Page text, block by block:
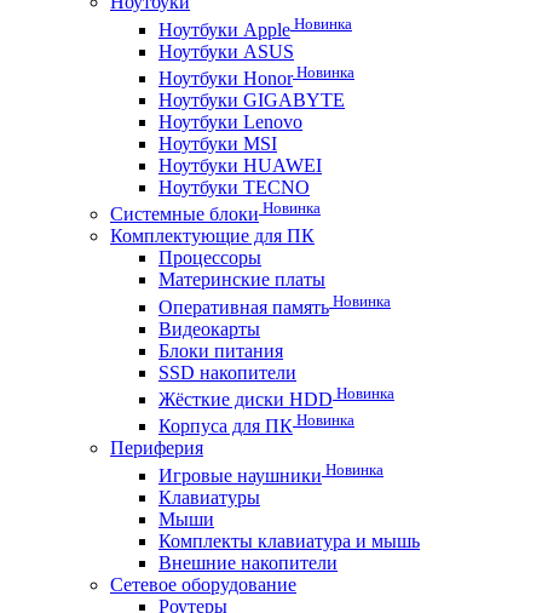
Ноутбуки Apple Новинка
Ноутбуки ASUS
Ноутбуки HonorНовинка
Ноутбуки GIGABYTE
Ноутбуки Lenovo
Ноутбуки MSI
Ноутбуки HUAWEI
Ноутбуки TECNO
Системные блоки Новинка
Комплектующие для ПК
Процессоры
Материнские платы
Оперативная память Новинка
Видеокарты
Блоки питания
SSD накопители
Жёсткие диски HDD Новинка
Корпуса для ПК Новинка
Периферия
Игровые наушники Новинка
Клавиатуры
Мыши
Комплекты клавиатура и мышь
Внешние накопители
Сетевое оборудование
Роутеры